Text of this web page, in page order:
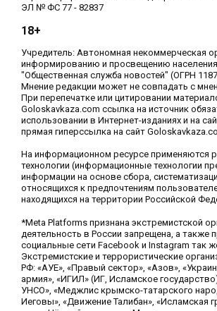
ЭЛ № ФС 77 - 82837
18+
Учредитель: Автономная некоммерческая
информированию и просвещению
"Общественная служба новостей" (ОГРН
Мнение редакции может не совпадать с
При перепечатке или цитировании
Goloskavkaza.com ссылка на источник
использовании в Интернет-изданиях и на
прямая гиперссылка на сайт
На информационном ресурсе применяются
технологии (информационные технологии
информации на основе сбора,
относящихся к предпочтениям
находящихся на территории Российской
*Meta Platforms признана экстремистской
деятельность в России запрещена, а также
социальные сети Facebook и Instagram так
Экстремистские и террористические
РФ: «АУЕ», «Правый сектор», «Азов»,
армия», «ИГИЛ» (ИГ, Исламское
УНСО», «Меджлис крымско-татарского
Иеговы», «Движение Талибан», «Исламская